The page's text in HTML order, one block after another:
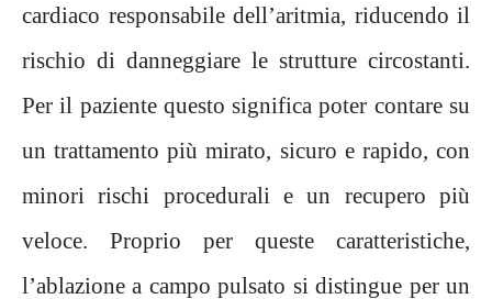
cardiaco responsabile dell’aritmia, riducendo il
rischio di danneggiare le strutture circostanti.
Per il paziente questo significa poter contare su
un trattamento più mirato, sicuro e rapido, con
minori rischi procedurali e un recupero più
veloce. Proprio per queste caratteristiche,
l’ablazione a campo pulsato si distingue per un